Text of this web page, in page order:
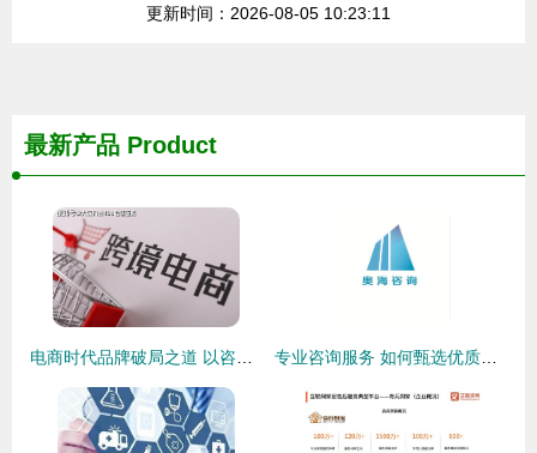
更新时间：2026-08-05 10:23:11
最新产品 Product